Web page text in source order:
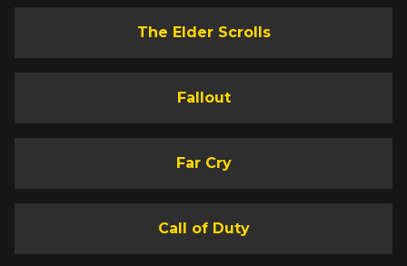
The Elder Scrolls
Fallout
Far Cry
Call of Duty